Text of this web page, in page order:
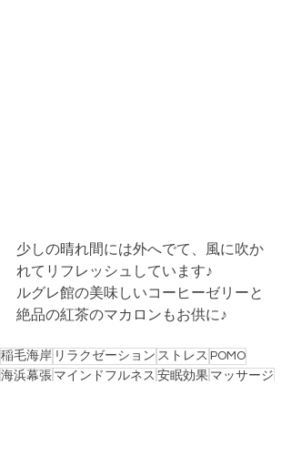
少しの晴れ間には外へでて、風に吹か
れてリフレッシュしています♪
ルグレ館の美味しいコーヒーゼリーと
絶品の紅茶のマカロンもお供に♪
稲毛海岸 リラクゼーション ストレス POMO
海浜幕張 マインドフルネス 安眠効果 マッサージ